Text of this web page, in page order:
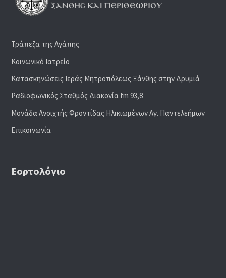
Τράπεζα της Αγάπης
Κοινωνικό Ιατρείο
Κατασκηνώσεις Ιεράς Μητροπόλεως Ξάνθης στην Δρυμιά
Ραδιoφωνικός Σταθμός Διακονία fm 93,8
Μονάδα Ανοιχτής Φροντίδας Ηλικιωμένων Αγ. Παντελεήμων
Επικοινωνία
Εορτολόγιο